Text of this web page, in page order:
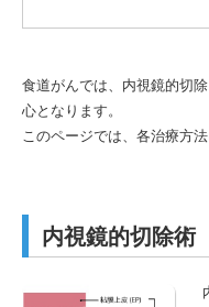
食道がんでは、内視鏡的切
心となります。
このページでは、各治療方
内視鏡的切除術